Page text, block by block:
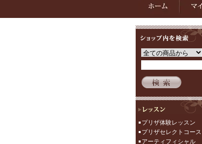
プリザ体験レッスン
プリザセレクトコース
アーティフィシャル